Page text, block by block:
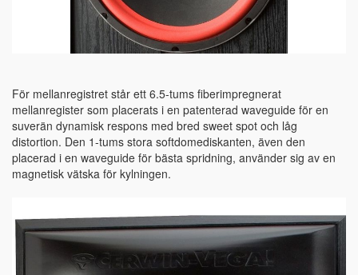
För mellanregistret står ett 6.5-tums fiberimpregnerat
mellanregister som placerats i en patenterad waveguide för en
suverän dynamisk respons med bred sweet spot och låg
distortion. Den 1-tums stora softdomediskanten, även den
placerad i en waveguide för bästa spridning, använder sig av en
magnetisk vätska för kylningen.